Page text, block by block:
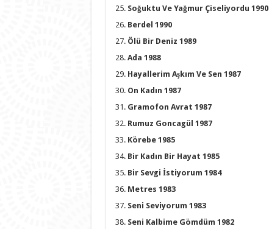
Soğuktu Ve Yağmur Çiseliyordu 1990
Berdel 1990
Ölü Bir Deniz 1989
Ada 1988
Hayallerim Aşkım Ve Sen 1987
On Kadın 1987
Gramofon Avrat 1987
Rumuz Goncagül 1987
Körebe 1985
Bir Kadın Bir Hayat 1985
Bir Sevgi İstiyorum 1984
Metres 1983
Seni Seviyorum 1983
Seni Kalbime Gömdüm 1982